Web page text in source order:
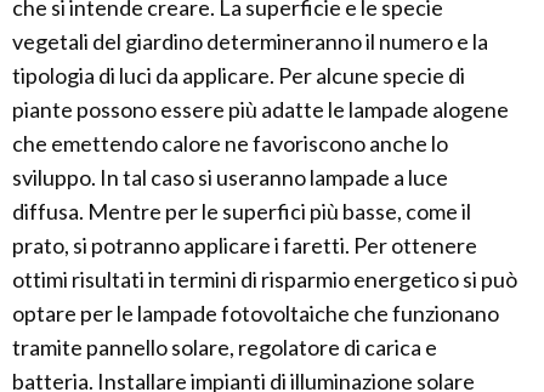
che si intende creare. La superficie e le specie
vegetali del giardino determineranno il numero e la
tipologia di luci da applicare. Per alcune specie di
piante possono essere più adatte le lampade alogene
che emettendo calore ne favoriscono anche lo
sviluppo. In tal caso si useranno lampade a luce
diffusa. Mentre per le superfici più basse, come il
prato, si potranno applicare i faretti. Per ottenere
ottimi risultati in termini di risparmio energetico si può
optare per le lampade fotovoltaiche che funzionano
tramite pannello solare, regolatore di carica e
batteria. Installare impianti di illuminazione solare